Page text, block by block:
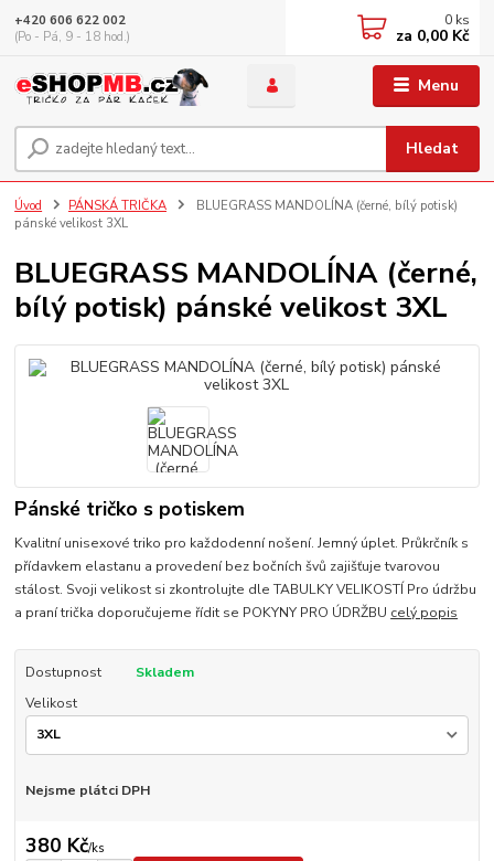
Menu
Hledat
+420 606 622 002
(Po - Pá, 9 - 18 hod.)
0 ks
za 0,00 Kč
Úvod PÁNSKÁ TRIČKA
BLUEGRASS MANDOLÍNA (černé, bílý potisk)
pánské velikost 3XL
BLUEGRASS MANDOLÍNA (černé,
bílý potisk) pánské velikost 3XL
Pánské tričko s potiskem
Kvalitní unisexové triko pro každodenní nošení. Jemný úplet. Průkrčník s
přídavkem elastanu a provedení bez bočních švů zajišťuje tvarovou
stálost. Svoji velikost si zkontrolujte dle TABULKY VELIKOSTÍ Pro údržbu
a praní trička doporučujeme řídit se POKYNY PRO ÚDRŽBU celý popis
Dostupnost
Skladem
Velikost
Nejsme plátci DPH
380 Kč/ks